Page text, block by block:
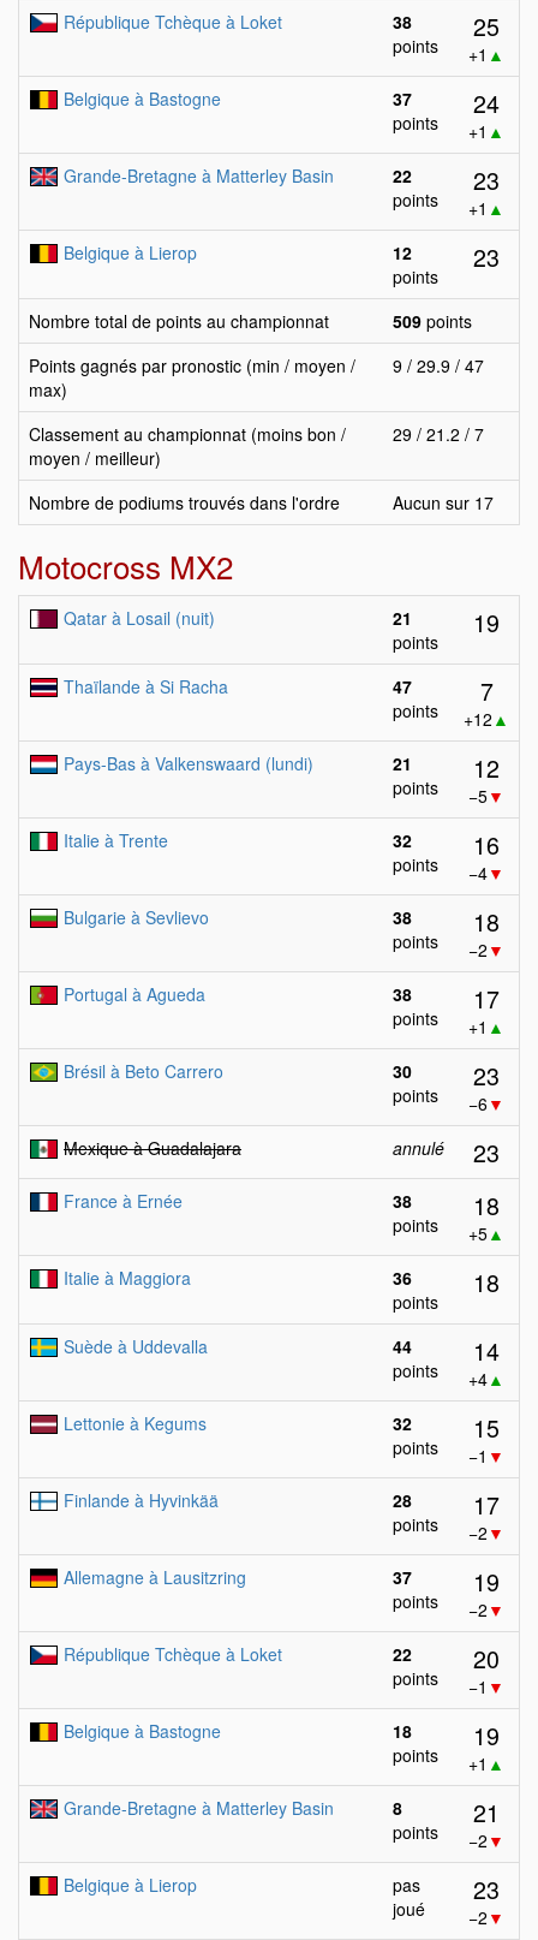
République Tchèque à Loket
38
points
25
+1 ▲
Belgique à Bastogne
37
points
24
+1 ▲
Grande-Bretagne à Matterley Basin
22
points
23
+1 ▲
Belgique à Lierop
12
points
23
Nombre total de points au championnat 509 points
Points gagnés par pronostic (min / moyen /
max)
9 / 29.9 / 47
Classement au championnat (moins bon /
moyen / meilleur)
29 / 21.2 / 7
Nombre de podiums trouvés dans l'ordre Aucun sur 17
Motocross MX2
Qatar à Losail (nuit)
21
points
19
Thaïlande à Si Racha
47
points
7
+12 ▲
Pays-Bas à Valkenswaard (lundi)
21
points
12
−5▼
Italie à Trente
32
points
16
−4▼
Bulgarie à Sevlievo
38
points
18
−2 ▼
Portugal à Agueda
38
points
17
+1 ▲
Brésil à Beto Carrero
30
points
23
−6▼
Mexique à Guadalajara
annulé 23
France à Ernée
38
points
18
+5▲
Italie à Maggiora
36
points
18
Suède à Uddevalla
44
points
14
+4▲
Lettonie à Kegums
32
points
15
−1 ▼
Finlande à Hyvinkää
28
points
17
−2 ▼
Allemagne à Lausitzring
37
points
19
−2 ▼
République Tchèque à Loket
22
points
20
−1 ▼
Belgique à Bastogne
18
points
19
+1 ▲
Grande-Bretagne à Matterley Basin
8
points
21
−2 ▼
Belgique à Lierop
pas
joué
23
−2 ▼